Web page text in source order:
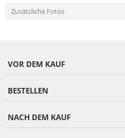
Zusätzliche Fotos
VOR DEM KAUF
BESTELLEN
NACH DEM KAUF